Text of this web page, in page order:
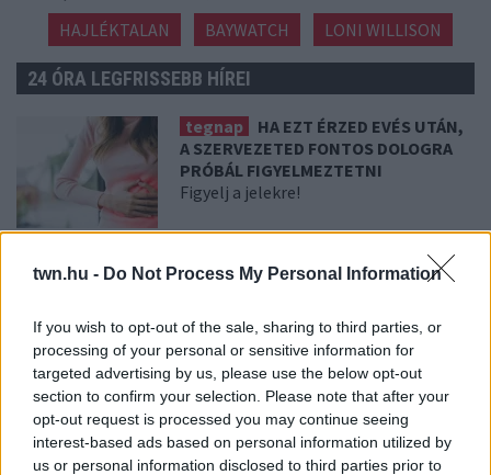
twn.hu - Do Not Process My Personal Information
If you wish to opt-out of the sale, sharing to third parties, or
processing of your personal or sensitive information for
targeted advertising by us, please use the below opt-out
section to confirm your selection. Please note that after your
opt-out request is processed you may continue seeing
interest-based ads based on personal information utilized by
us or personal information disclosed to third parties prior to
HAJLÉKTALAN BAYWATCH LONI WILLISON
24 ÓRA LEGFRISSEBB HÍREI
tegnap
HA EZT ÉRZED EVÉS UTÁN,
A SZERVEZETED FONTOS DOLOGRA
PRÓBÁL FIGYELMEZTETNI
Figyelj a jelekre!
ORVOS FIGYELMEZTET: EZT
AZ APRÓ REGGELI TÜNETET NE
Fontos!
08. 05.
EZÉRT PÁRÁSODIK BE
ÁLLANDÓAN AZ ABLAK – EGYSZERŰBB
A MEGOLDÁS, MINT GONDOLNÁD
Villámgyors megoldás